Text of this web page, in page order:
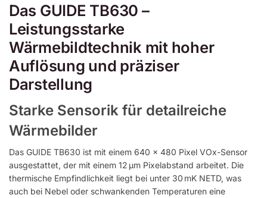
Das GUIDE TB630 –
Leistungsstarke
Wärmebildtechnik mit hoher
Auflösung und präziser
Darstellung
Starke Sensorik für detailreiche
Wärmebilder
Das GUIDE TB630 ist mit einem 640 × 480 Pixel VOx-Sensor
ausgestattet, der mit einem 12 μm Pixelabstand arbeitet. Die
thermische Empfindlichkeit liegt bei unter 30 mK NETD, was
auch bei Nebel oder schwankenden Temperaturen eine